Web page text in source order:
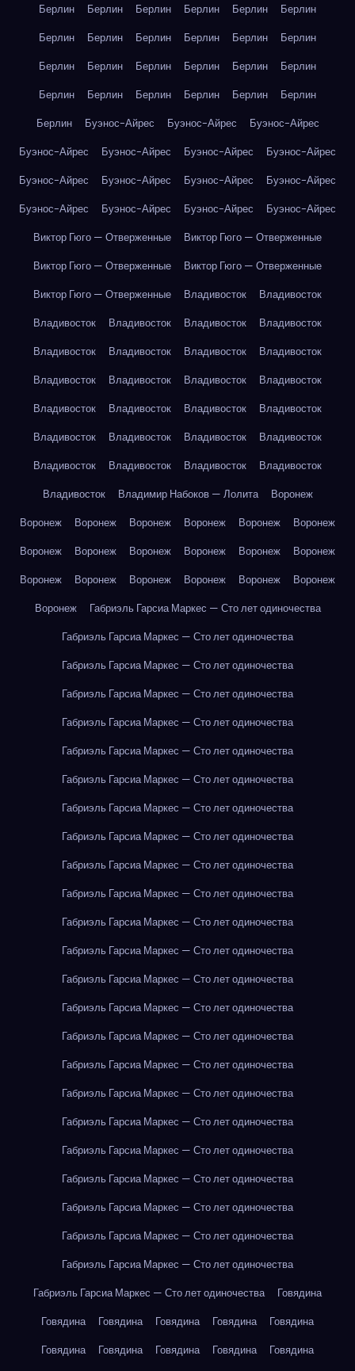
Берлин Берлин Берлин Берлин Берлин
Берлин
Берлин
Берлин Берлин Берлин Берлин
Берлин
Берлин
Берлин Берлин Берлин Берлин
Берлин
Берлин
Берлин Берлин Берлин Берлин
Берлин
Берлин
Буэнос-Айрес Буэнос-Айрес
Буэнос-Айрес
Буэнос-Айрес
Буэнос-Айрес Буэнос-Айрес
Буэнос-Айрес
Буэнос-Айрес
Буэнос-Айрес Буэнос-Айрес
Буэнос-Айрес
Буэнос-Айрес
Буэнос-Айрес Буэнос-Айрес
Буэнос-Айрес
Виктор Гюго — Отверженные
Виктор Гюго — Отверженные
Виктор Гюго — Отверженные
Виктор Гюго — Отверженные
Виктор Гюго — Отверженные
Владивосток
Владивосток
Владивосток
Владивосток Владивосток
Владивосток
Владивосток
Владивосток Владивосток
Владивосток
Владивосток
Владивосток Владивосток
Владивосток
Владивосток
Владивосток Владивосток
Владивосток
Владивосток
Владивосток Владивосток
Владивосток
Владивосток
Владивосток Владивосток
Владивосток
Владивосток
Владимир Набоков — Лолита
Воронеж
Воронеж
Воронеж Воронеж Воронеж Воронеж
Воронеж
Воронеж
Воронеж Воронеж Воронеж Воронеж
Воронеж
Воронеж
Воронеж Воронеж Воронеж Воронеж
Воронеж
Воронеж
Габриэль Гарсиа Маркес — Сто лет одиночества
Габриэль Гарсиа Маркес — Сто лет одиночества
Габриэль Гарсиа Маркес — Сто лет одиночества
Габриэль Гарсиа Маркес — Сто лет одиночества
Габриэль Гарсиа Маркес — Сто лет одиночества
Габриэль Гарсиа Маркес — Сто лет одиночества
Габриэль Гарсиа Маркес — Сто лет одиночества
Габриэль Гарсиа Маркес — Сто лет одиночества
Габриэль Гарсиа Маркес — Сто лет одиночества
Габриэль Гарсиа Маркес — Сто лет одиночества
Габриэль Гарсиа Маркес — Сто лет одиночества
Габриэль Гарсиа Маркес — Сто лет одиночества
Габриэль Гарсиа Маркес — Сто лет одиночества
Габриэль Гарсиа Маркес — Сто лет одиночества
Габриэль Гарсиа Маркес — Сто лет одиночества
Габриэль Гарсиа Маркес — Сто лет одиночества
Габриэль Гарсиа Маркес — Сто лет одиночества
Габриэль Гарсиа Маркес — Сто лет одиночества
Габриэль Гарсиа Маркес — Сто лет одиночества
Габриэль Гарсиа Маркес — Сто лет одиночества
Габриэль Гарсиа Маркес — Сто лет одиночества
Габриэль Гарсиа Маркес — Сто лет одиночества
Габриэль Гарсиа Маркес — Сто лет одиночества
Габриэль Гарсиа Маркес — Сто лет одиночества
Габриэль Гарсиа Маркес — Сто лет одиночества
Говядина
Говядина
Говядина Говядина Говядина
Говядина
Говядина
Говядина Говядина Говядина
Говядина